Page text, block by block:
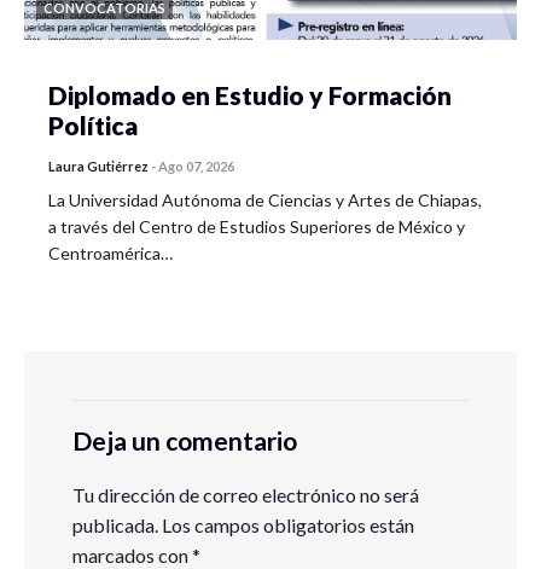
CONVOCATORIAS
Diplomado en Estudio y Formación
Política
Laura Gutiérrez -Ago 07, 2026
La Universidad Autónoma de Ciencias y Artes de Chiapas,
a través del Centro de Estudios Superiores de México y
Centroamérica…
Deja un comentario
Tu dirección de correo electrónico no será
publicada. Los campos obligatorios están
marcados con*